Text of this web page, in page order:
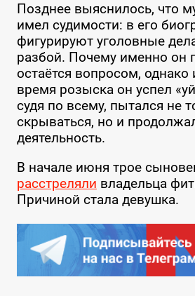
Позднее выяснилось, что
имел судимости: в его
фигурируют уголовные
разбой. Почему именно он
остаётся вопросом, однако
время розыска он успел
судя по всему, пытался не
скрываться, но и
деятельность.
В начале июня трое
расстреляли владельца
Причиной стала девушка.